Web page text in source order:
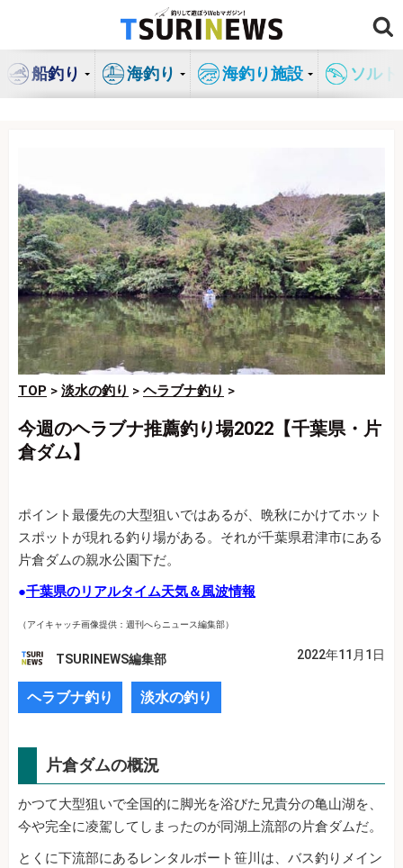
ン
船釣り 海釣り 海釣り施設 ソル
TOP > 淡水の釣り > ヘラブナ釣り >
今週のヘラブナ推薦釣り場2022【千葉県・片
倉ダム】
ポイント最優先の大型狙いではあるが、晩秋にかけてホット
スポットが現れる釣り場がある。それが千葉県君津市にある
片倉ダムの親水公園下だ。
●千葉県のリアルタイム天気＆風波情報
（アイキャッチ画像提供：週刊へらニュース編集部）
TSURINEWS編集部 2022年11月1日
ヘラブナ釣り 淡水の釣り
片倉ダムの概況
かつて大型狙いで全国的に脚光を浴びた兄貴分の亀山湖を、
今や完全に凌駕してしまったのが同湖上流部の片倉ダムだ。
とくに下流部にあるレンタルボート笹川は、バス釣りメイン